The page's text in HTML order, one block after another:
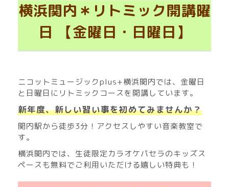
横浜関内＊リトミック開講曜
日 【金曜日・日曜日】
ニコットミュージックplus+横浜関内では、金曜日
と日曜日にリトミックコースを開講しています。
新年度、新しい習い事を初めてみませんか？
関内駅から徒歩3分！アクセスしやすい音楽教室で
す。
横浜関内では、生徒限定カラオケパセラのキッズス
ペースも無料でご利用いただける嬉しい特典も！